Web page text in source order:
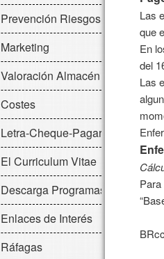
Prevención Riesgos Laborales
Marketing
Valoración Almacén
Costes
Letra-Cheque-Pagaré
El Curriculum Vitae
Descarga Programas
Enlaces de Interés
Ráfagas
Las
que
En
del
Las